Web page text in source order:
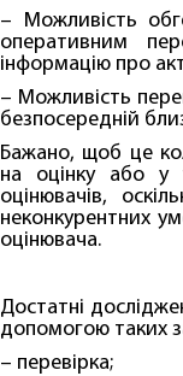
– Можливість
оперативним
інформацію про
– Можливість
безпосередній
Бажано, щоб це
на оцінку або у
оцінювачів,
неконкурентних
оцінювача.
Достатні
допомогою таких
– перевірка;